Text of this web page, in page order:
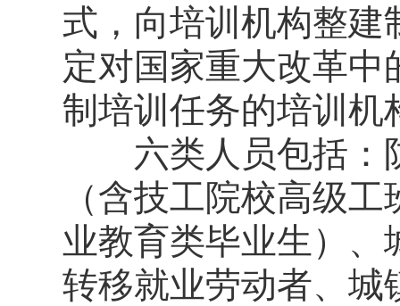
式，向培训机构整建
定对国家重大改革
制培训任务的培训机
六类人员包括：防
（含技工院校高级
业教育类毕业生）、
转移就业劳动者、城